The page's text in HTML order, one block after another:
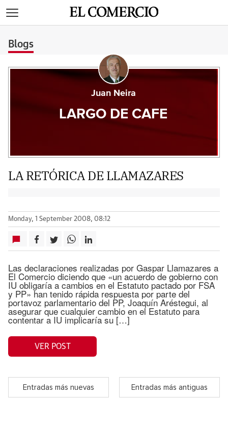
Blogs
Juan Neira
LARGO DE CAFE
LA RETÓRICA DE LLAMAZARES
Monday, 1 September 2008, 08:12
Las declaraciones realizadas por Gaspar Llamazares a
El Comercio diciendo que «un acuerdo de gobierno con
IU obligaría a cambios en el Estatuto pactado por FSA
y PP» han tenido rápida respuesta por parte del
portavoz parlamentario del PP, Joaquín Aréstegui, al
asegurar que cualquier cambio en el Estatuto para
contentar a IU implicaría su […]
VER POST
Entradas más nuevas Entradas más antiguas